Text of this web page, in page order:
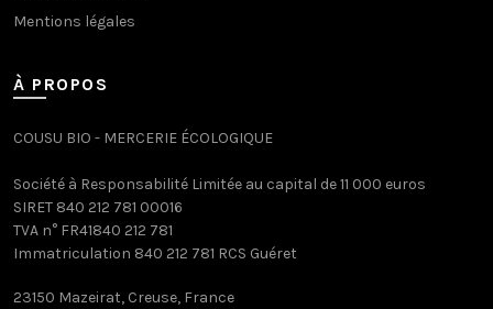
Mentions légales
À PROPOS
COUSU BIO - MERCERIE ÉCOLOGIQUE
Société à Responsabilité Limitée au capital de 11 000 euros
SIRET 840 212 781 00016
TVA n° FR41840 212 781
Immatriculation 840 212 781 RCS Guéret
23150 Mazeirat, Creuse, France